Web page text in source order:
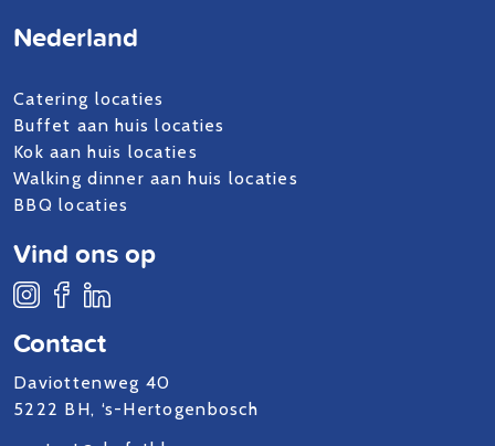
Contact
Daviottenweg 40
5222 BH, ‘s-Hertogenbosch
Nederland
Catering locaties
Buffet aan huis locaties
Kok aan huis locaties
Walking dinner aan huis locaties
BBQ locaties
Vind ons op